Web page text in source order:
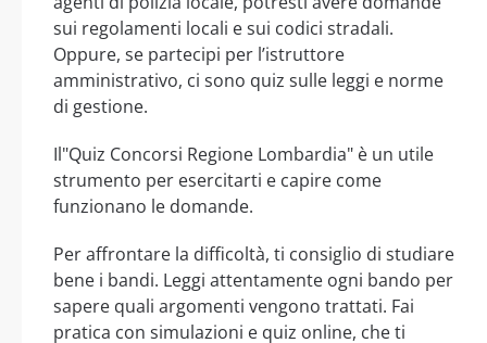
sui regolamenti locali e sui codici stradali.
Oppure, se partecipi per l’istruttore
amministrativo, ci sono quiz sulle leggi e norme
di gestione.
Il"Quiz Concorsi Regione Lombardia" è un utile
strumento per esercitarti e capire come
funzionano le domande.
Per affrontare la difficoltà, ti consiglio di studiare
bene i bandi. Leggi attentamente ogni bando per
sapere quali argomenti vengono trattati. Fai
pratica con simulazioni e quiz online, che ti